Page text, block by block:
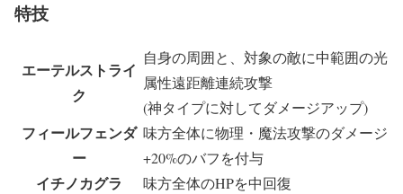
特技
エーテルストライ
ク
自身の周囲と、対象の敵に中範囲の光
属性遠距離連続攻撃
(神タイプに対してダメージアップ)
フィールフェンダ
ー
味方全体に物理・魔法攻撃のダメージ
+20%のバフを付与
イチノカグラ 味方全体のHPを中回復